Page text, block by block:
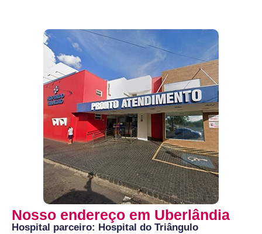
Nosso endereço em Uberlândia
Hospital parceiro: Hospital do Triângulo